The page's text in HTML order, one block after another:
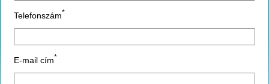
Telefonszám*
E-mail cím*